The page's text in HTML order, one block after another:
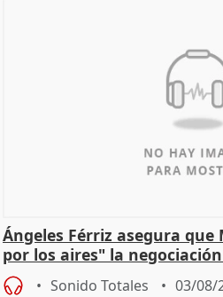
Ángeles Férriz asegura
por los aires" la
SMA
Sonido Totales 03/08/